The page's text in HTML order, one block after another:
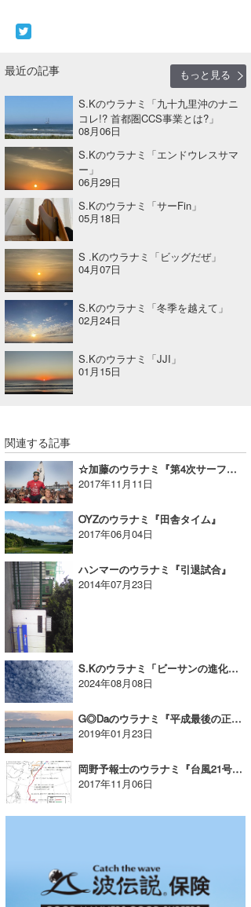
最近の記事
もっと見る
S.Kのウラナミ「九十九里沖のナニ
コレ!? 首都圏CCS事業とは?」
08月06日
S.Kのウラナミ「エンドウレスサマ
ー」
06月29日
S.Kのウラナミ「サーFin」
05月18日
S .Kのウラナミ「ビッグだぜ」
04月07日
S.Kのウラナミ「冬季を越えて」
02月24日
S.Kのウラナミ「JJI」
01月15日
関連する記事
☆加藤のウラナミ『第4次サーフィンブームがやってくる!?』
2017年11月11日
OYZのウラナミ『田舎タイム』
2017年06月04日
ハンマーのウラナミ『引退試合』
2014年07月23日
S.Kのウラナミ「ビーサンの進化系」
2024年08月08日
G◎Daのウラナミ『平成最後の正月』
2019年01月23日
岡野予報士のウラナミ『台風21号と千葉の波』
2017年11月06日